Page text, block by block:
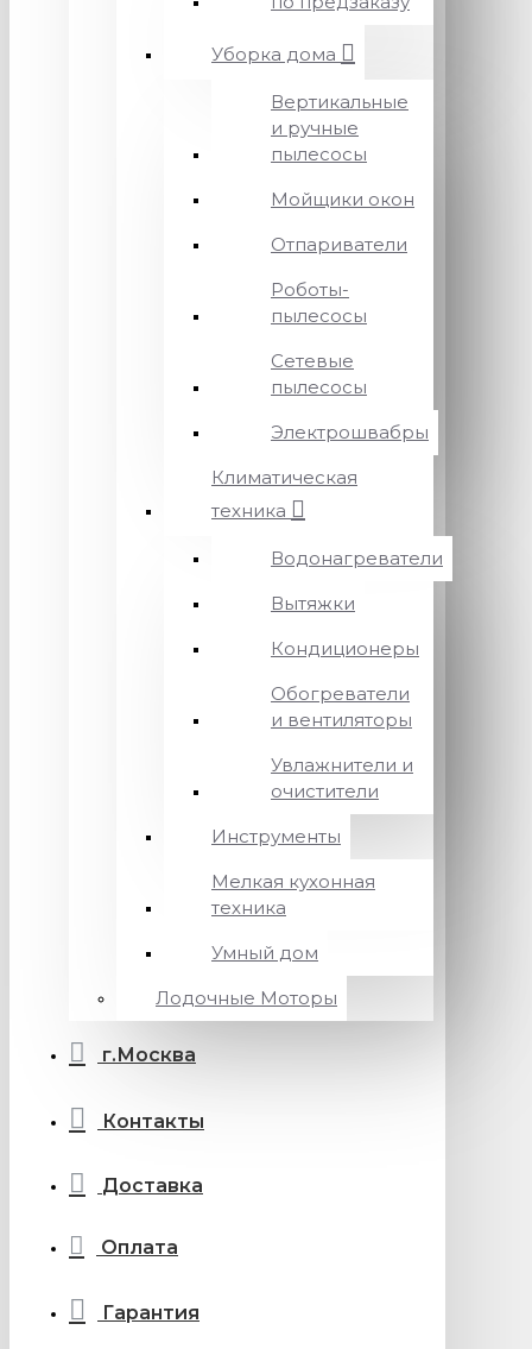
Уборка дома
Вертикальные
и ручные
пылесосы
Мойщики окон
Отпариватели
Роботы-
пылесосы
Сетевые
пылесосы
Электрошвабры
Климатическая
техника
Водонагреватели
Вытяжки
Кондиционеры
Обогреватели
и вентиляторы
Увлажнители и
очистители
Инструменты
Мелкая кухонная
техника
Умный дом
Лодочные Моторы
г.Москва
Контакты
Доставка
Оплата
Гарантия